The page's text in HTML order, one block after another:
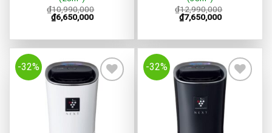
₫10,990,000
₫6,650,000
₫12,990,000
₫7,650,000
-32%
Add to
Wishlist
-32%
Add to
Wishlist